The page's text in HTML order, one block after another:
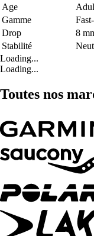
Age
Gamme
Drop
8
Stabilité
Loading...
Loading...
Toutes nos